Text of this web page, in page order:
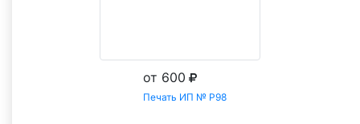
от 600
Печать ИП № Р98